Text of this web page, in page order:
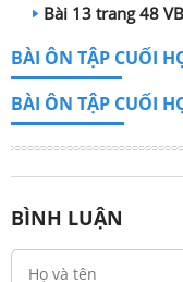
Bài 13 trang 48
BÀI ÔN TẬP CUỐI
BÀI ÔN TẬP CUỐI
BÌNH LUẬN